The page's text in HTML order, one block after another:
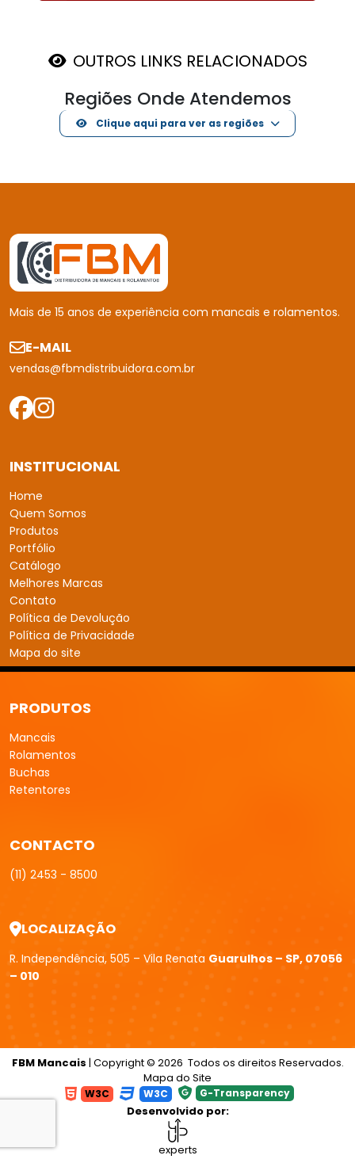
OUTROS LINKS RELACIONADOS
Regiões Onde Atendemos
Clique aqui para ver as regiões
Mais de 15 anos de experiência com mancais e rolamentos.
E-MAIL
vendas@fbmdistribuidora.com.br
INSTITUCIONAL
Home
Quem Somos
Produtos
Portfólio
Catálogo
Melhores Marcas
Contato
Política de Devolução
Política de Privacidade
Mapa do site
PRODUTOS
Mancais
Rolamentos
Buchas
Retentores
CONTACTO
(11) 2453 - 8500
LOCALIZAÇÃO
R. Independência, 505 – Vila Renata Guarulhos – SP, 07056
– 010
FBM Mancais | Copyright © 2026 Todos os direitos Reservados.
Mapa do Site
W3C W3C G-Transparency
Desenvolvido por:
experts